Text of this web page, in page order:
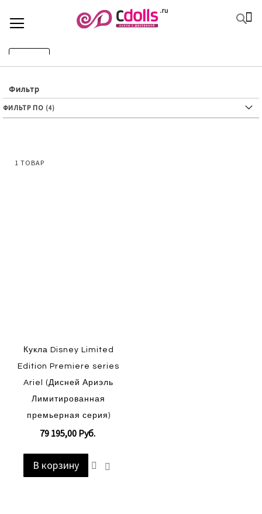
TO
CONTENT
1 ТОВАР
Кукла Disney Limited
Edition Premiere series
Ariel (Дисней Ариэль
Лимитированная
премьерная серия)
79 195,00 Руб.
В корзину
Добавить
Фильтр
ФИЛЬТР ПО